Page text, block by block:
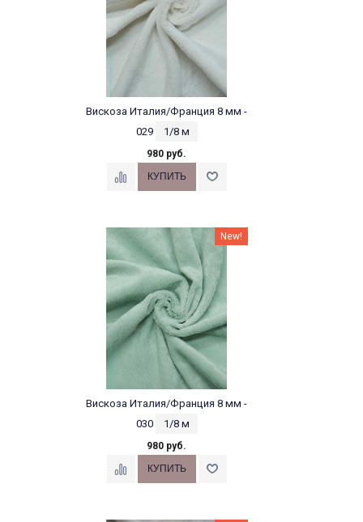
Вискоза Италия/Франция 8 мм -
029
1/8 м
980 руб.
New!
Вискоза Италия/Франция 8 мм -
030
1/8 м
980 руб.